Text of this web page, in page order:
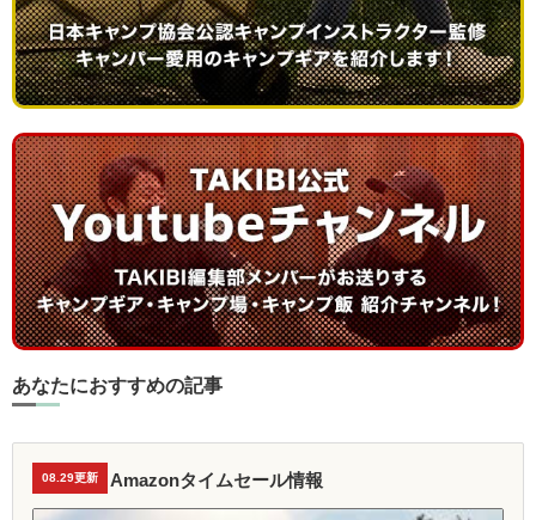
あなたにおすすめの記事
08.29更新 Amazonタイムセール情報